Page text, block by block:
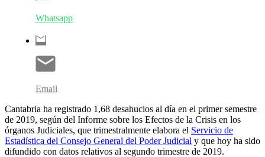
Whatsapp
Email
Cantabria ha registrado 1,68 desahucios al día en el primer semestre
de 2019, según del Informe sobre los Efectos de la Crisis en los
órganos Judiciales, que trimestralmente elabora el Servicio de
Estadística del Consejo General del Poder Judicial y que hoy ha sido
difundido con datos relativos al segundo trimestre de 2019.